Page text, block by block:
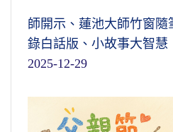
師開示、蓮池大師竹窗
錄白話版、小故事大智慧
2025-12-29